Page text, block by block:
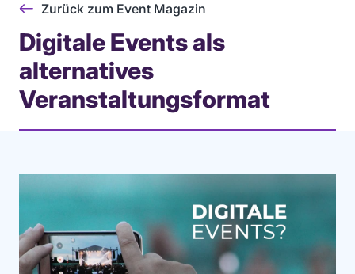
Zurück zum Event Magazin
Digitale Events als
alternatives
Veranstaltungsformat